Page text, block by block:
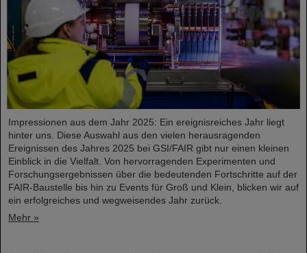
Impressionen aus dem Jahr 2025: Ein ereignisreiches Jahr liegt
hinter uns. Diese Auswahl aus den vielen herausragenden
Ereignissen des Jahres 2025 bei GSI/FAIR gibt nur einen kleinen
Einblick in die Vielfalt. Von hervorragenden Experimenten und
Forschungsergebnissen über die bedeutenden Fortschritte auf der
FAIR-Baustelle bis hin zu Events für Groß und Klein, blicken wir auf
ein erfolgreiches und wegweisendes Jahr zurück.
Mehr »